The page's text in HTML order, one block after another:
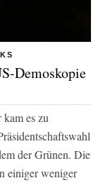
Demoskopie
es zu
der Grünen. Die
einiger weniger